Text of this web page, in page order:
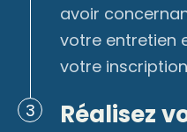
avoir
votre entretien
votre
3
Réalisez